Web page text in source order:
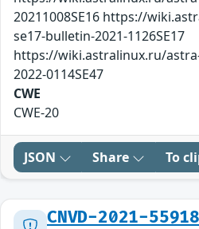
20211008SE16 https://
se17-bulletin-2021-1126SE17
https://wiki.astralinux.ru/
2022-0114SE47
CWE
CWE-20
JSON Share To
CNVD-2021-55918